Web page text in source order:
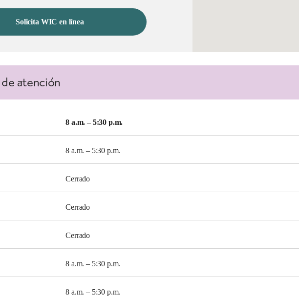
Solicita WIC en línea
atención
8 a.m. – 5:30 p.m.
8 a.m. – 5:30 p.m.
Cerrado
Cerrado
Cerrado
8 a.m. – 5:30 p.m.
8 a.m. – 5:30 p.m.